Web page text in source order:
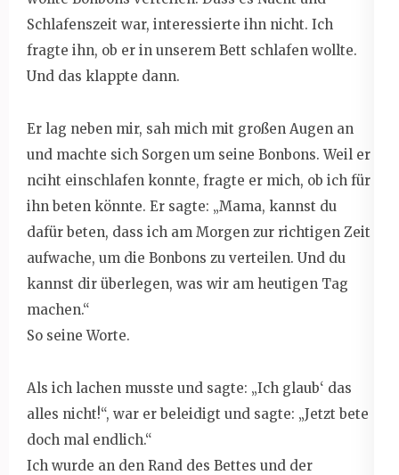
Schlafenszeit war, interessierte ihn nicht. Ich
fragte ihn, ob er in unserem Bett schlafen wollte.
Und das klappte dann.
Er lag neben mir, sah mich mit großen Augen an
und machte sich Sorgen um seine Bonbons. Weil er
nciht einschlafen konnte, fragte er mich, ob ich für
ihn beten könnte. Er sagte: „Mama, kannst du
dafür beten, dass ich am Morgen zur richtigen Zeit
aufwache, um die Bonbons zu verteilen. Und du
kannst dir überlegen, was wir am heutigen Tag
machen.“
So seine Worte.
Als ich lachen musste und sagte: „Ich glaub‘ das
alles nicht!“, war er beleidigt und sagte: „Jetzt bete
doch mal endlich.“
Ich wurde an den Rand des Bettes und der